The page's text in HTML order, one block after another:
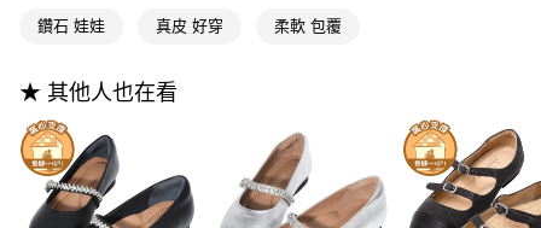
用戶於交易時，得透過本服務購買商品或服務，並由商店將買賣／分期付款
資料（包含姓名、電話或地址）提供予台灣大哥大進項蒐集、處理及利用，
3.完整用戶服務條款，請詳閱以下連結： https://oppay.tw/userRule
購買商品的店家。未經商家同意取消之訂單仍視為有效，需透過AFTEE先享
※ 交易是否成功請以「AFTEE先享後付 」之結帳頁面顯示為準，若有關於
是否繳費成功／繳費後需取消欲退款等相關疑問，請聯繫「AFTEE先享後付
客戶支援中心」
https://netprotections.freshdesk.com/support/home
【注意事項】
１．透過由恩沛科技股份有限公司提供之「AFTEE先享後付」服務完成之交
易，需依本服務之必要範圍內提供個人資料，並將交易相關給付款項請求債
每筆NT$100，滿NT$999(含以上)免運費
付款後萊爾富取貨
7-11付款取貨
每筆NT$100，滿NT$999(含以上)免運費
鑽石 娃娃 真皮 好穿 柔軟 包覆
★ 其他人也在看